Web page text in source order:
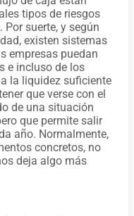
tipos de riesgos
. Por suerte, y según
existen sistemas
empresas puedan
e incluso de los
la liquidez suficiente
que verse con el
de una situación
que permite salir
año. Normalmente,
concretos, no
deja algo más